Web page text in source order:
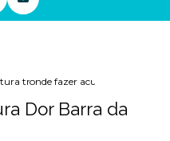
tratamento
onde fazer acupuntura dor
Dor Barra da